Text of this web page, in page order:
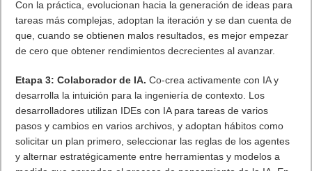
Con la práctica, evolucionan hacia la generación de ideas para
tareas más complejas, adoptan la iteración y se dan cuenta de
que, cuando se obtienen malos resultados, es mejor empezar
de cero que obtener rendimientos decrecientes al avanzar.
Etapa 3: Colaborador de IA. Co-crea activamente con IA y
desarrolla la intuición para la ingeniería de contexto. Los
desarrolladores utilizan IDEs con IA para tareas de varios
pasos y cambios en varios archivos, y adoptan hábitos como
solicitar un plan primero, seleccionar las reglas de los agentes
y alternar estratégicamente entre herramientas y modelos a